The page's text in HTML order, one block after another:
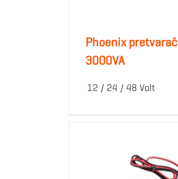
Phoenix pretvarač
3000VA
12 / 24 / 48 Volt